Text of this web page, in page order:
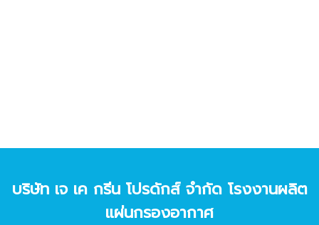
บริษัท เจ เค กรีน โปรดักส์ จํากัด โรงงานผลิต
แผ่นกรองอากาศ